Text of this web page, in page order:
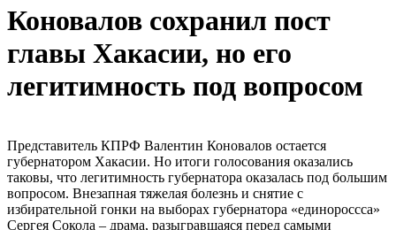
Коновалов сохранил пост
главы Хакасии, но его
легитимность под вопросом
Представитель КПРФ Валентин Коновалов остается
губернатором Хакасии. Но итоги голосования оказались
таковы, что легитимность губернатора оказалась под большим
вопросом. Внезапная тяжелая болезнь и снятие с
избирательной гонки на выборах губернатора «единороссса»
Сергея Сокола – драма, разыгравшаяся перед самыми